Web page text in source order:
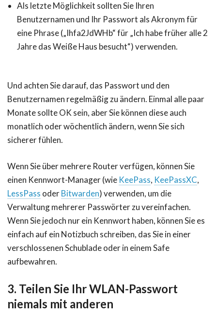
Als letzte Möglichkeit sollten Sie Ihren
Benutzernamen und Ihr Passwort als Akronym für
eine Phrase („Ihfa2JdWHb“ für „Ich habe früher alle 2
Jahre das Weiße Haus besucht“) verwenden.
Und achten Sie darauf, das Passwort und den
Benutzernamen regelmäßig zu ändern. Einmal alle paar
Monate sollte OK sein, aber Sie können diese auch
monatlich oder wöchentlich ändern, wenn Sie sich
sicherer fühlen.
Wenn Sie über mehrere Router verfügen, können Sie
einen Kennwort-Manager (wie KeePass, KeePassXC,
LessPass oderBitwarden) verwenden, um die
Verwaltung mehrerer Passwörter zu vereinfachen.
Wenn Sie jedoch nur ein Kennwort haben, können Sie es
einfach auf ein Notizbuch schreiben, das Sie in einer
verschlossenen Schublade oder in einem Safe
aufbewahren.
3. Teilen Sie Ihr WLAN-Passwort
niemals mit anderen